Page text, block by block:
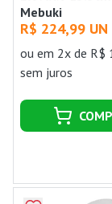
Mebuki
R$ 224,99 UN
ou em 2x de R$
sem juros